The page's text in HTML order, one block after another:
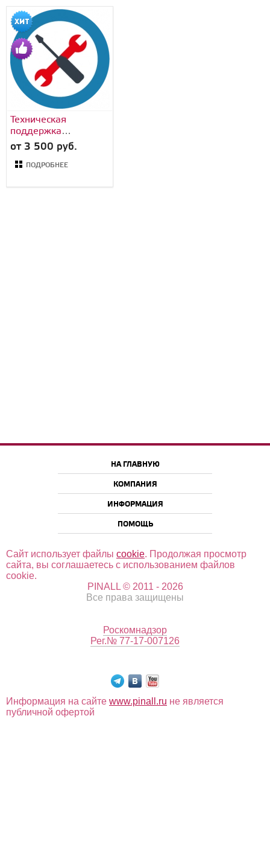
Техническая
поддержка
Битрикс24
от 3 500 руб.
ПОДРОБНЕЕ
НА ГЛАВНУЮ
КОМПАНИЯ
ИНФОРМАЦИЯ
ПОМОЩЬ
Сайт использует файлы cookie. Продолжая просмотр
сайта, вы соглашаетесь с использованием файлов
cookie.
PINALL © 2011 - 2026
Все права защищены
Роскомнадзор
Рег.№ 77-17-007126
Информация на сайте www.pinall.ru не является
публичной офертой